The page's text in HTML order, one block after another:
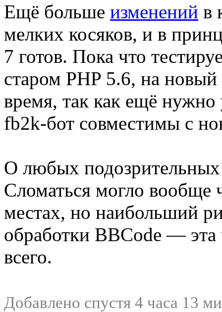
Ещё больше изменений в
мелких косяков, и в
7 готов. Пока что
старом PHP 5.6, на новый
время, так как ещё
fb2k-бот совместимы с
О любых подозрительных
Сломаться могло вообще
местах, но наибольший
обработки BBCode — эта
всего.
Добавлено спустя 4 часа 13